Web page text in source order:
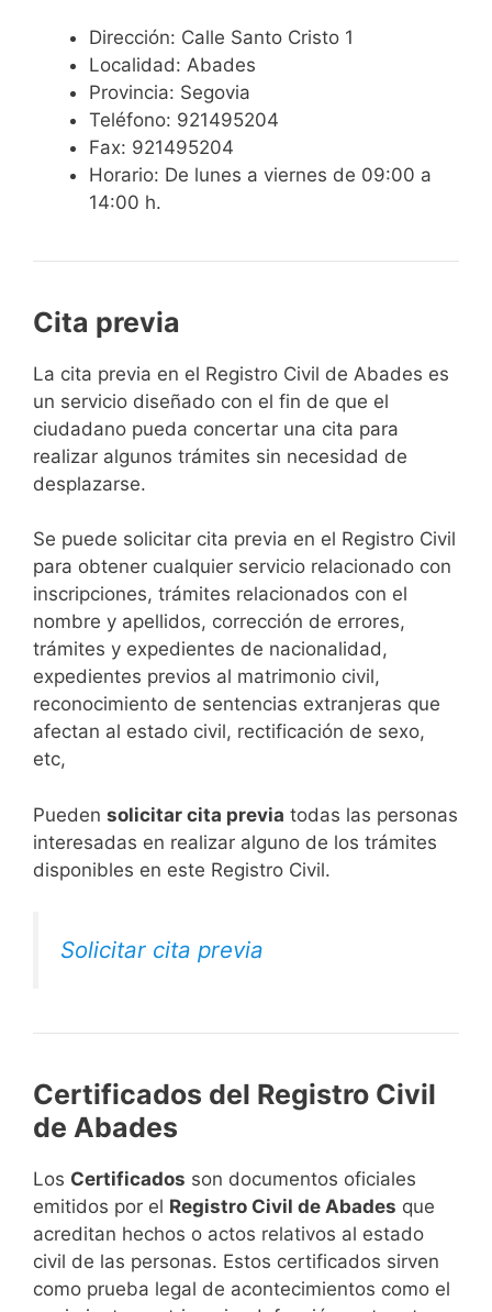
Dirección: Calle Santo Cristo 1
Localidad: Abades
Provincia: Segovia
Teléfono: 921495204
Fax: 921495204
Horario: De lunes a viernes de 09:00 a
14:00 h.
Cita previa
​​​​​​​​​​​​​​​​​​​​​​​​​​​​La cita previa en el Registro Civil de Abades es
un servicio diseñado con el fin de que el
ciudadano pueda concertar una cita para
realizar algunos trámites sin necesidad de
desplazarse.​
Se puede solicitar cita previa en el Registro Civil
para obtener cualquier servicio relacionado con
inscripciones, trámites relacionados con el
nombre y apellidos, corrección de errores,
trámites y expedientes de nacionalidad,
expedientes previos al matrimonio civil,
reconocimiento de sentencias extranjeras que
afectan al estado civil, rectificación de sexo,
etc,
​Pueden solicitar cita previa todas las personas
interesadas en realizar alguno de los trámites
disponibles en este Registro Civil.​
Solicitar cita previa
Certificados del Registro Civil
de Abades
Los Certificados son documentos oficiales
emitidos por el Registro Civil de Abades que
acreditan hechos o actos relativos al estado
civil de las personas. Estos certificados sirven
como prueba legal de acontecimientos como el